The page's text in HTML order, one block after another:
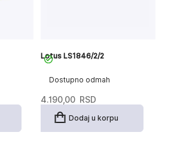
Dostupno odmah
Lotus LS1846/2/2
4.190,00 RSD
Dodaj u korpu